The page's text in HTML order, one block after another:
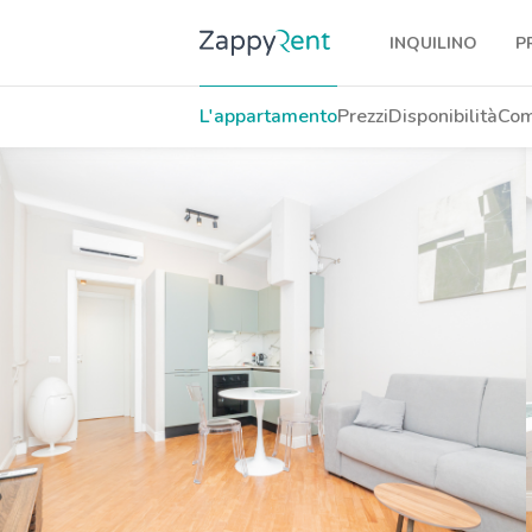
INQUILINO
I nostri affitti
Milano
Venezia
Genova
Roma
Napoli
L'appartamentoPrezziDisponibilità